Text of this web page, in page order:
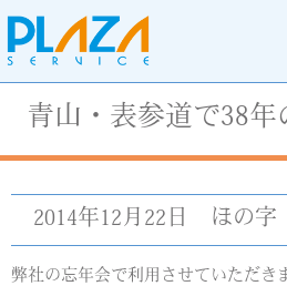
青山・表参道で38年
2014年12月22日 ほの字
弊社の忘年会で利用させていただき